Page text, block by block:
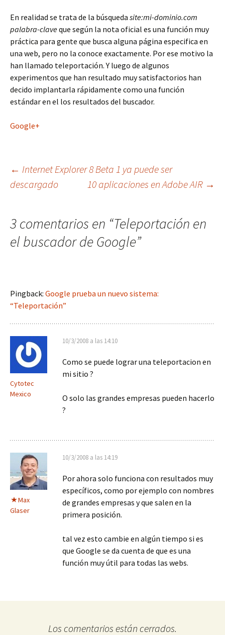
En realidad se trata de la búsqueda site:mi-dominio.com
palabra-claveque según la nota oficial es una función muy
práctica para gente que busca alguna página especifica en
una web, pero no la conoce exactamente. Por ese motivo la
han llamado teleportación. Y luego de algunos
experimentos que han resultado muy satisfactorios han
decido implantarla rápidamente como una función
estándar en el los resultados del buscador.
Google+
Navegación
entradas
← Internet Explorer 8 Beta 1 ya puede ser
descargado
10 aplicaciones en Adobe AIR →
3 comentarios en “Teleportación en
el buscador de Google”
Pingback: Google prueba un nuevo sistema:
“Teleportación”
Cytotec
Mexico
10/3/2008 a las 14:10
Como se puede lograr una teleportacion en
mi sitio ?
O solo las grandes empresas pueden hacerlo
?
Max
Glaser
10/3/2008 a las 14:19
Por ahora solo funciona con resultados muy
específicos, como por ejemplo con nombres
de grandes empresas y que salen en la
primera posición.
tal vez esto cambie en algún tiempo si es
que Google se da cuenta de que es una
función muy útil para todas las webs.
Los comentarios están cerrados.